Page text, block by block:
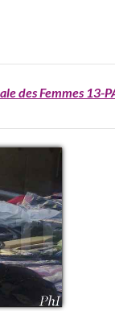
des Femmes 13-